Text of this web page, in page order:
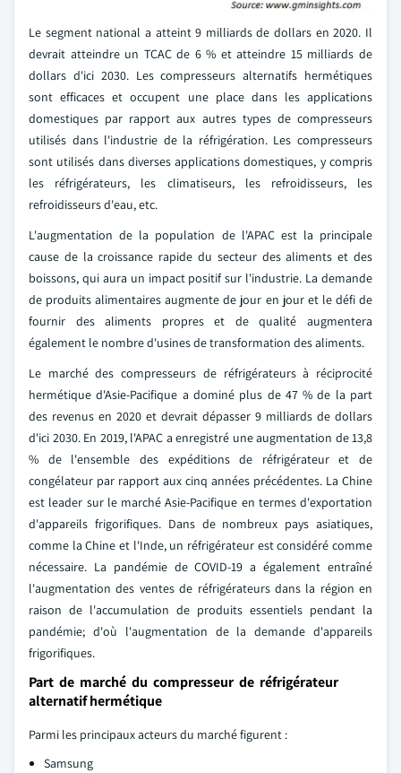
Le segment national a atteint 9 milliards de dollars en 2020. Il
devrait atteindre un TCAC de 6 % et atteindre 15 milliards de
dollars d'ici 2030. Les compresseurs alternatifs hermétiques
sont efficaces et occupent une place dans les applications
domestiques par rapport aux autres types de compresseurs
utilisés dans l'industrie de la réfrigération. Les compresseurs
sont utilisés dans diverses applications domestiques, y compris
les réfrigérateurs, les climatiseurs, les refroidisseurs, les
refroidisseurs d'eau, etc.
L'augmentation de la population de l'APAC est la principale
cause de la croissance rapide du secteur des aliments et des
boissons, qui aura un impact positif sur l'industrie. La demande
de produits alimentaires augmente de jour en jour et le défi de
fournir des aliments propres et de qualité augmentera
également le nombre d'usines de transformation des aliments.
Le marché des compresseurs de réfrigérateurs à réciprocité
hermétique d'Asie-Pacifique a dominé plus de 47 % de la part
des revenus en 2020 et devrait dépasser 9 milliards de dollars
d'ici 2030. En 2019, l'APAC a enregistré une augmentation de 13,8
% de l'ensemble des expéditions de réfrigérateur et de
congélateur par rapport aux cinq années précédentes. La Chine
est leader sur le marché Asie-Pacifique en termes d'exportation
d'appareils frigorifiques. Dans de nombreux pays asiatiques,
comme la Chine et l'Inde, un réfrigérateur est considéré comme
nécessaire. La pandémie de COVID-19 a également entraîné
l'augmentation des ventes de réfrigérateurs dans la région en
raison de l'accumulation de produits essentiels pendant la
pandémie; d'où l'augmentation de la demande d'appareils
frigorifiques.
Part de marché du compresseur de réfrigérateur
alternatif hermétique
Parmi les principaux acteurs du marché figurent :
Samsung